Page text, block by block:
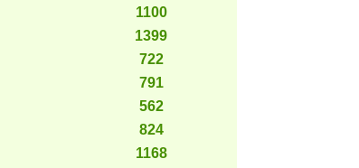
1100
1399
722
791
562
824
1168